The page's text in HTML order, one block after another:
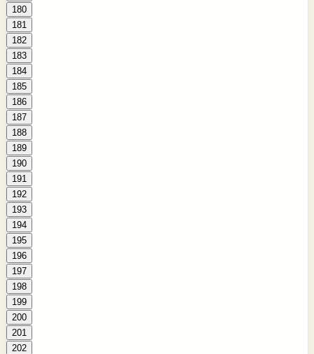
180
181
182
183
184
185
186
187
188
189
190
191
192
193
194
195
196
197
198
199
200
201
202